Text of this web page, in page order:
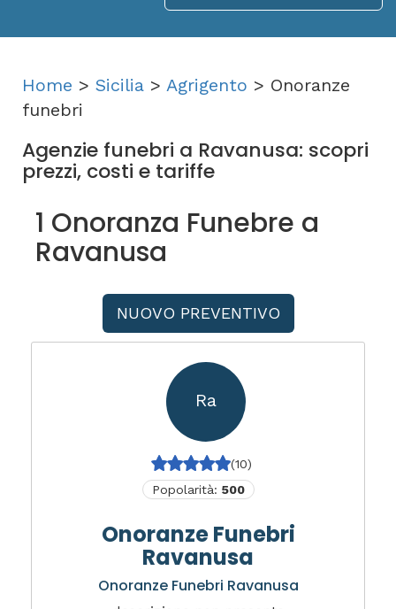
Home > Sicilia > Agrigento > Onoranze
funebri
Agenzie funebri a Ravanusa: scopri
prezzi, costi e tariffe
1 Onoranza Funebre a
Ravanusa
NUOVO PREVENTIVO
Ra
(10)
Popolarità: 500
Onoranze Funebri
Ravanusa
Onoranze Funebri Ravanusa